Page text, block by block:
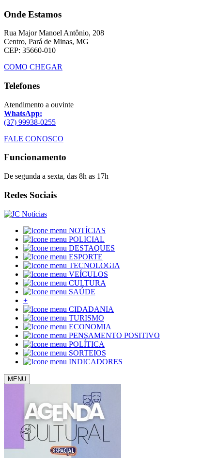
Onde Estamos
Rua Major Manoel Antônio, 208
Centro, Pará de Minas, MG
CEP: 35660-010
COMO CHEGAR
Telefones
Atendimento a ouvinte
WhatsApp:
(37) 99938-0255
FALE CONOSCO
Funcionamento
De segunda a sexta, das 8h as 17h
Redes Sociais
NOTÍCIAS
POLICIAL
DESTAQUES
ESPORTE
TECNOLOGIA
VEÍCULOS
CULTURA
SAÚDE
+
CIDADANIA
TURISMO
ECONOMIA
PENSAMENTO POSITIVO
POLÍTICA
SORTEIOS
INDICADORES
MENU